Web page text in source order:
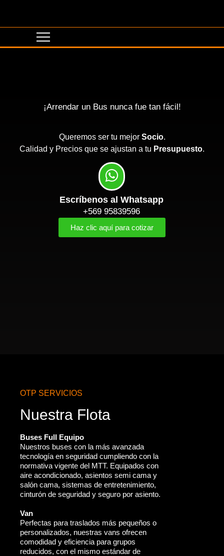
¡Arrendar un Bus nunca fue tan fácil!
Queremos ser tu mejor Socio.
Calidad y Precios que se ajustan a tu Presupuesto.
Escríbenos al Whatsapp
+569 95839596
Haz clic aquí para cotizar
OTP SERVICIOS
Nuestra Flota
Buses Full Equipo
Nuestros buses con la más avanzada
tecnología en seguridad cumpliendo con la
normativa vigente del MTT. Equipados con
aire acondicionado, asientos semi cama y
salón cama, sistemas de entretenimiento,
cinturón de seguridad y seguro por asiento.
Van
Perfectas para traslados más pequeños o
personalizados, nuestras vans ofrecen
comodidad y eficiencia para grupos
reducidos, con el mismo estándar de